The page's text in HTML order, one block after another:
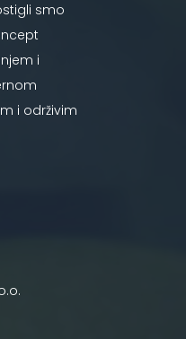
smo
i
i održivim